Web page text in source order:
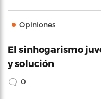
Opiniones
El sinhogarismo
y solución
0